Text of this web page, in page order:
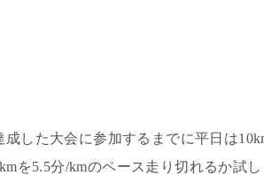
成した大会に参加するまでに平日は
を5.5分/kmのペース走り切れるか試